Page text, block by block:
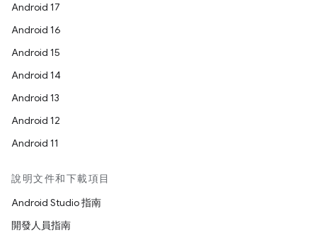
Android 17
Android 16
Android 15
Android 14
Android 13
Android 12
Android 11
說明文件和下載項目
Android Studio 指南
開發人員指南